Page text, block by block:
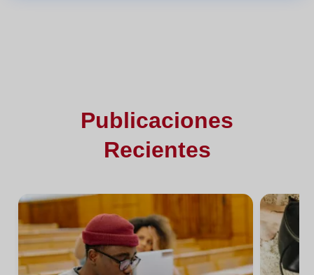
Publicaciones
Recientes